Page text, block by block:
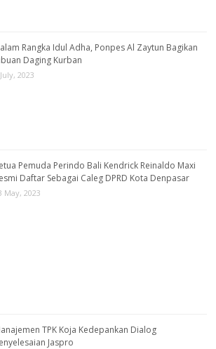
Rangka Idul Adha, Ponpes Al Zaytun Bagikan
Daging Kurban
2023
Pemuda Perindo Bali Kendrick Reinaldo Maxi
Daftar Sebagai Caleg DPRD Kota Denpasar
May, 2023
TPK Koja Kedepankan Dialog
Jaspro